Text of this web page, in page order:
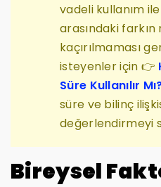
vadeli kullanım
arasındaki
kaçırılmaması
isteyenler için 👉
Süre Kullanılır
süre ve bilinç
değerlendirmeyi
Bireysel